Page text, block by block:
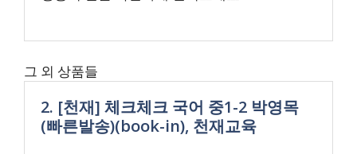
그 외 상품들
2. [천재] 체크체크 국어 중1-2 박영목
(빠른발송)(book-in), 천재교육